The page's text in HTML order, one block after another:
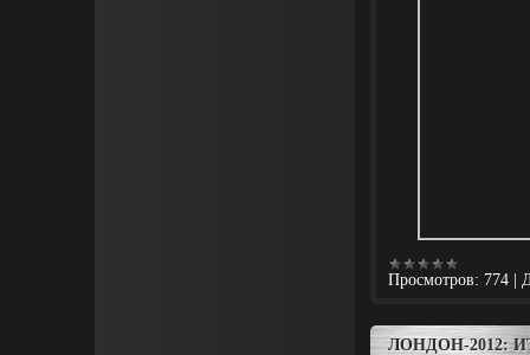
Просмотров: 774
ЛОНДОН-2012: